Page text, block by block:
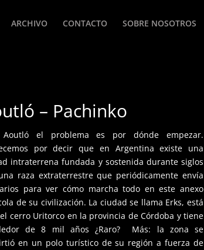
ARCHIVO CONTACTO SOBRE NOSOTROS
– Pachinko
Aoutló el problema es por dónde empezar.
por decir que en Argentina existe una
intraterrena fundada y sostenida durante siglos
raza extraterrestre que periódicamente envía
para ver cómo marcha todo en este anexo
de su civilización. La ciudad se llama Erks, está
cerro Uritorco en la provincia de Córdoba y tiene
de 8 mil años ¿Raro? Más: la zona se
en un polo turístico de su región a fuerza de